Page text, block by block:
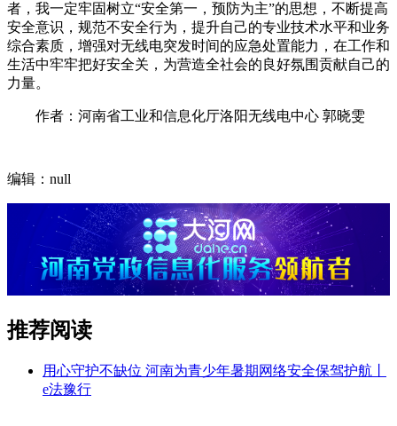
者，我一定牢固树立“安全第一，预防为主”的思想，不断提高
安全意识，规范不安全行为，提升自己的专业技术水平和业务
综合素质，增强对无线电突发时间的应急处置能力，在工作和
生活中牢牢把好安全关，为营造全社会的良好氛围贡献自己的
力量。
作者：河南省工业和信息化厅洛阳无线电中心 郭晓雯
编辑：null
推荐阅读
用心守护不缺位 河南为青少年暑期网络安全保驾护航丨
e法豫行